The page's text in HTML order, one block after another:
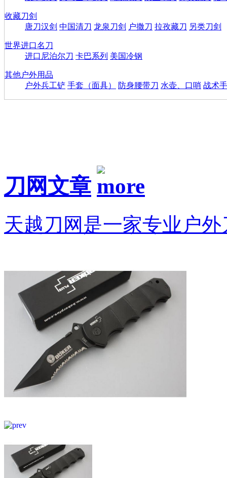
收藏刀剑
唐刀汉剑 中国清刀 龙泉刀剑 户撒刀 拉孜藏刀 另类刀剑
世界进口名刀
进口尼泊尔刀 卡巴系列 美国冷钢
其他户外用品
户外兵工铲 手套（面具） 防身腰带刀 水壶、口哨 战术
刀网文章
天越刀网是一家专业户